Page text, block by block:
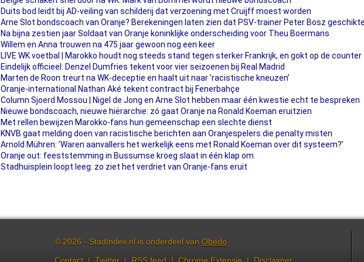
Duits bod leidt bij AD-veiling van schilderij dat verzoening met Cruijff moest worden
Arne Slot bondscoach van Oranje? Berekeningen laten zien dat PSV-trainer Peter Bosz
Na bijna zestien jaar Soldaat van Oranje koninklijke onderscheiding voor Theu Boermans
Willem en Anna trouwen na 475 jaar gewoon nog een keer
LIVE WK voetbal | Marokko houdt nog steeds stand tegen sterker Frankrijk, en gokt op de counter
Eindelijk officieel: Denzel Dumfries tekent voor vier seizoenen bij Real Madrid
Marten de Roon treurt na WK-deceptie en haalt uit naar ’racistische kneuzen’
Oranje-international Nathan Aké tekent contract bij Fenerbahçe
Column Sjoerd Mossou | Nigel de Jong en Arne Slot hebben maar één kwestie echt te bespreken
Nieuwe bondscoach, nieuwe hiërarchie: zó gaat Oranje na Ronald Koeman eruitzien
Met rellen bewijzen Marokko-fans hun gemeenschap een slechte dienst
KNVB gaat melding doen van racistische berichten aan Oranjespelers die penalty misten
Arnold Mühren: ’Waren aanvallers het werkelijk eens met Ronald Koeman over dit systeem?’
Oranje out: feeststemming in Bussumse kroeg slaat in één klap om
Stadhuisplein loopt leeg: zo ziet het verdriet van Oranje-fans eruit
© 2026 - StadIndex.nl is onderdeel van Obedo